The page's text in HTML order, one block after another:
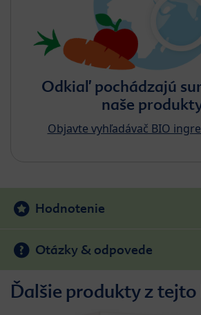
Odkiaľ pochádzajú
naše
Objavte vyhľadávač BIO
Hodnotenie
Otázky & odpovede
Ďalšie produkty z